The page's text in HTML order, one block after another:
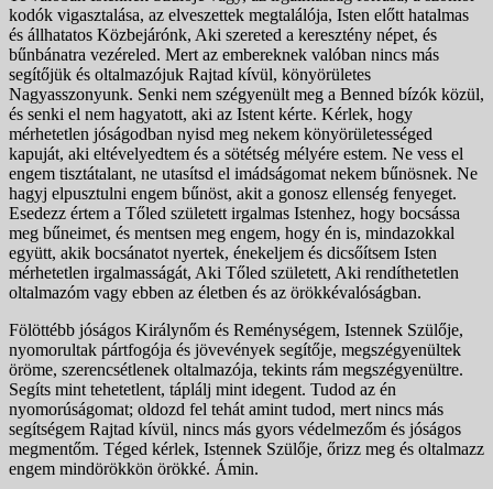
kodók vigasztalása, az elveszettek megtalálója, Isten előtt hatalmas
és állhatatos Közbejárónk, Aki szereted a ke­resztény népet, és
bűnbánatra vezéreled. Mert az embe­reknek valóban nincs más
segítőjük és oltalmazójuk Raj­tad kívül, könyörületes
Nagyasszonyunk. Senki nem szé­gyenült meg a Benned bízók közül,
és senki el nem ha­gyatott, aki az Istent kérte. Kérlek, hogy
mérhetetlen jó­ságodban nyisd meg nekem könyörületességed
kapuját, aki eltévelyedtem és a sötétség mélyére estem. Ne vess el
engem tisztátalant, ne utasítsd el imádságomat nekem bűnösnek. Ne
hagyj elpusztulni engem bűnöst, akit a go­nosz ellenség fenyeget.
Esedezz értem a Tőled született irgalmas Istenhez, hogy bocsássa
meg bűneimet, és ment­sen meg engem, hogy én is, mindazokkal
együtt, akik bo­csánatot nyertek, énekeljem és dicsőítsem Isten
mérhetet­len irgalmasságát, Aki Tőled született, Aki rendíthetetlen
oltalmazóm vagy ebben az életben és az örökkévalóság­ban.
Fölöttébb jóságos Királynőm és Reménységem, Istennek Szülője,
nyomorultak pártfogója és jövevények segítője, megszégyenültek
öröme, szerencsétlenek oltalmazója, tekints rám megszégyenültre.
Segíts mint tehetetlent, táp­lálj mint idegent. Tudod az én
nyomorúságomat; oldozd fel tehát amint tudod, mert nincs más
segítségem Rajtad kívül, nincs más gyors védelmezőm és jóságos
megmen­tőm. Téged kérlek, Istennek Szülője, őrizz meg és oltal­mazz
engem mindörökkön örökké. Ámin.